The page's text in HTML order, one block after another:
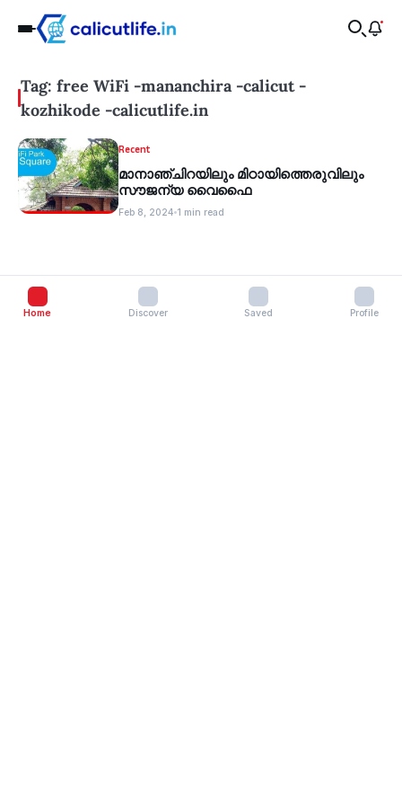
Tag: free WiFi -mananchira -calicut -
kozhikode -calicutlife.in
Recent
മാനാഞ്ചിറയിലും മിഠായിത്തെരുവിലും
സൗജന്യ വൈഫൈ
Feb 8, 2024 1 min read
Home Discover Saved Profile